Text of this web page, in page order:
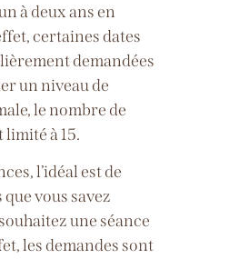
à deux ans en
certaines dates
demandées
un niveau de
le nombre de
limité à 15.
l’idéal est de
vous savez
une séance
les demandes sont